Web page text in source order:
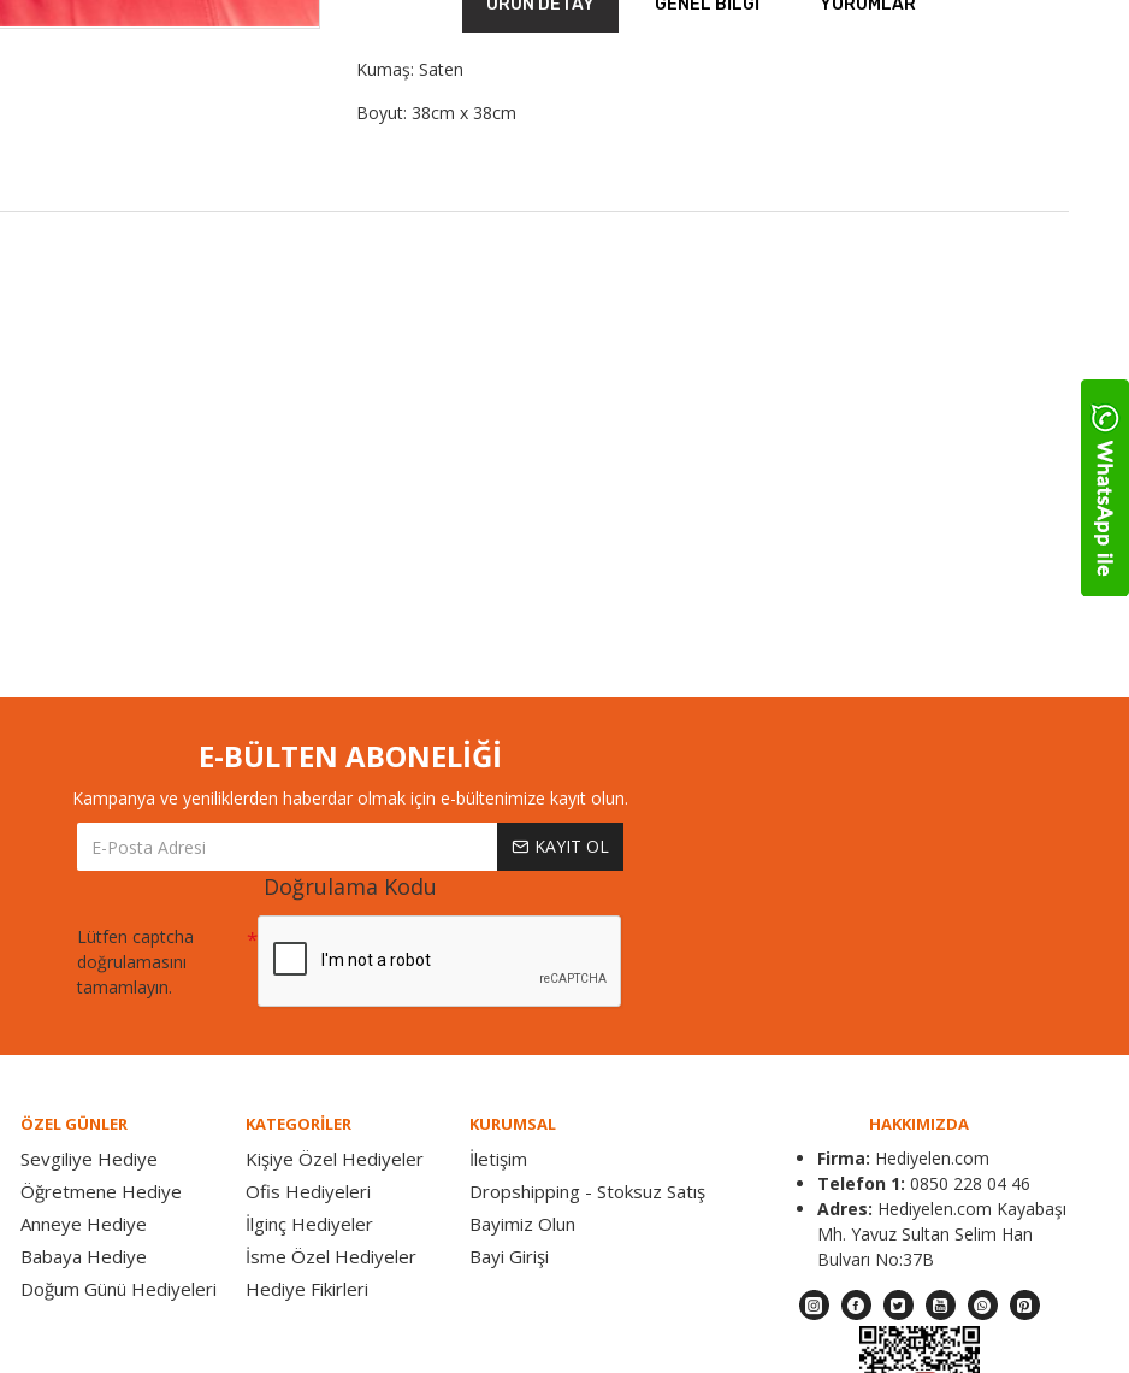
ÜRÜN DETAY GENEL BILGI YORUMLAR
Kumaş: Saten
Boyut: 38cm x 38cm
E-BÜLTEN ABONELİĞİ
Kampanya ve yeniliklerden haberdar olmak için e-bültenimize kayıt olun.
KAYIT OL
Doğrulama Kodu
Lütfen captcha
doğrulamasını
tamamlayın.
ÖZEL GÜNLER
Sevgiliye Hediye
Öğretmene Hediye
Anneye Hediye
Babaya Hediye
Doğum Günü Hediyeleri
KATEGORİLER
Kişiye Özel Hediyeler
Ofis Hediyeleri
İlginç Hediyeler
İsme Özel Hediyeler
Hediye Fikirleri
KURUMSAL
İletişim
Dropshipping - Stoksuz Satış
Bayimiz Olun
Bayi Girişi
HAKKIMIZDA
Firma: Hediyelen.com
Telefon 1: 0850 228 04 46
Adres: Hediyelen.com Kayabaşı
Mh. Yavuz Sultan Selim Han
Bulvarı No:37B